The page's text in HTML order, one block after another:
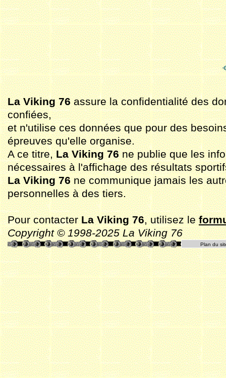
La Viking 76assure la confidentialité des
confiées,
et n'utilise ces données que pour des
épreuves qu'elle organise.
A ce titre,La Viking 76ne publie que les
nécessaires à l'affichage des résultats
La Viking 76ne communique jamais les
personnelles à des tiers.
Pour contacterLa Viking 76, utilisez le
Copyright © 1998-2025 La Viking 76
Plan du